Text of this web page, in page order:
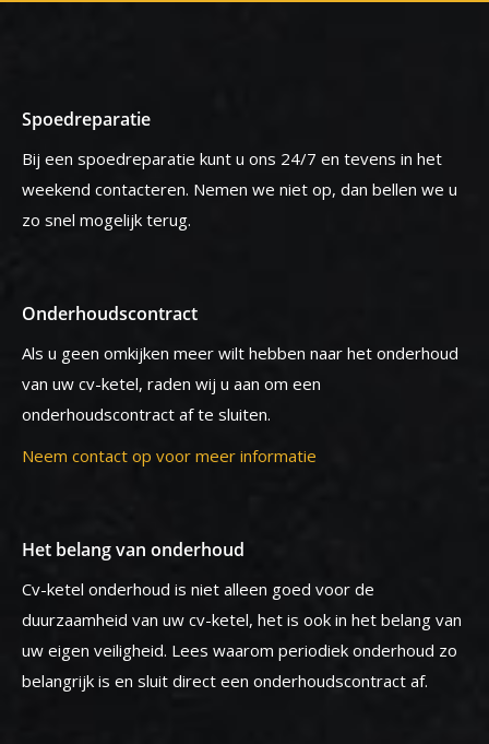
Spoedreparatie
Bij een spoedreparatie kunt u ons 24/7 en tevens in het
weekend contacteren. Nemen we niet op, dan bellen we u
zo snel mogelijk terug.
Onderhoudscontract
Als u geen omkijken meer wilt hebben naar het onderhoud
van uw cv-ketel, raden wij u aan om een
onderhoudscontract af te sluiten.
Neem contact op voor meer informatie
Het belang van onderhoud
Cv-ketel onderhoud is niet alleen goed voor de
duurzaamheid van uw cv-ketel, het is ook in het belang van
uw eigen veiligheid. Lees waarom periodiek onderhoud zo
belangrijk is en sluit direct een onderhoudscontract af.